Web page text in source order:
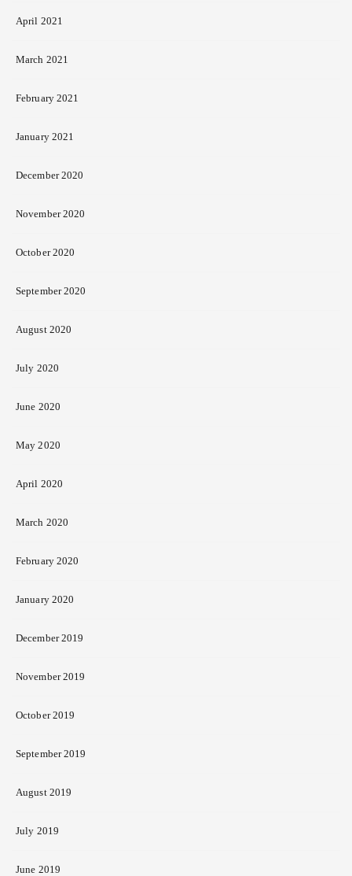
April 2021
March 2021
February 2021
January 2021
December 2020
November 2020
October 2020
September 2020
August 2020
July 2020
June 2020
May 2020
April 2020
March 2020
February 2020
January 2020
December 2019
November 2019
October 2019
September 2019
August 2019
July 2019
June 2019